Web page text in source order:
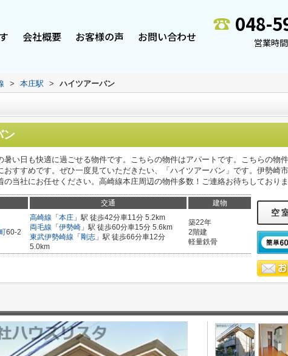
会社概要 お客様の声 お問い合わせ
048-
営業時
> 本庄駅 > ハイツアーバン
ン
暑い日も快適に過ごせる物件です。こちらの物件はアパートです。こちらの物
おすすめです。ぜひ一度見ていただきたい、「ハイツアーバン」です。伊勢崎
の当社にお任せください。高崎線本庄周辺の物件多数！ご連絡お待ちしておりま
交通 建物
60-2
高崎線 「 本庄 」駅 徒歩42分車11分 5.2km
両毛線 「 伊勢崎 」駅 徒歩60分車15分 5.6km
東武伊勢崎線 「 剛志 」駅 徒歩66分車12分
5.0km
築22年
2階建
軽量鉄骨
空